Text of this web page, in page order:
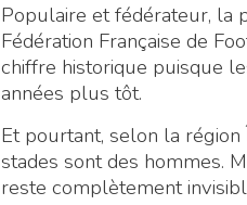
Populaire et fédérateur, la
Fédération Française de
chiffre historique puisque
années plus tôt.
Et pourtant, selon la
stades sont des hommes.
reste complètement